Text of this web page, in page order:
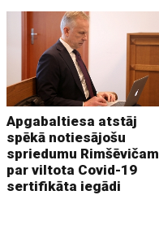
Apgabaltiesa atstāj
spēkā notiesājošu
spriedumu Rimšēvičam
par viltota Covid-19
sertifikāta iegādi